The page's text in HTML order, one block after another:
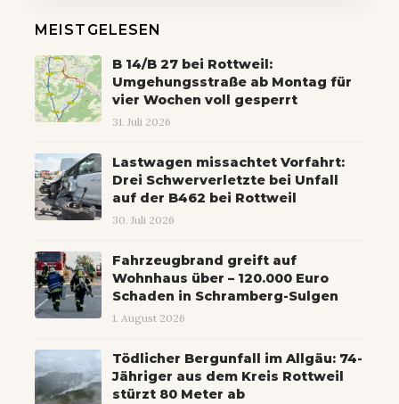
MEISTGELESEN
B 14/B 27 bei Rottweil:
Umgehungsstraße ab Montag für
vier Wochen voll gesperrt
31. Juli 2026
Lastwagen missachtet Vorfahrt:
Drei Schwerverletzte bei Unfall
auf der B462 bei Rottweil
30. Juli 2026
Fahrzeugbrand greift auf
Wohnhaus über – 120.000 Euro
Schaden in Schramberg-Sulgen
1. August 2026
Tödlicher Bergunfall im Allgäu: 74-
Jähriger aus dem Kreis Rottweil
stürzt 80 Meter ab